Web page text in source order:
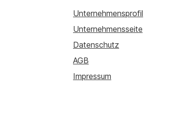
Unternehmensprofil
Unternehmensseite
Datenschutz
AGB
Impressum